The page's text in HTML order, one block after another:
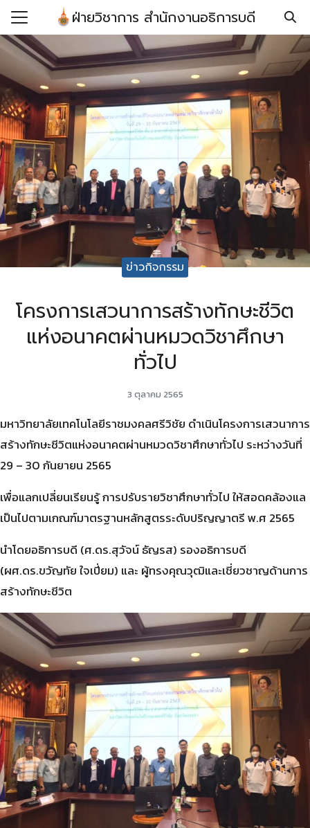
Skip
content
ฝ่ายวิชาการ สำนักงานอธิการบดี
ก
บ
หลดแบบฟอร์ม/เอกสาร
บ/ประกาศ/คำสั่ง/ข้อ
Search
for:
ข่าวกิจกรรม
โครงการเสวนาการสร้างทักษะชีวิต
แห่งอนาคตผ่านหมวดวิชาศึกษา
ทั่วไป
3 ตุลาคม 2565
มหาวิทยาลัยเทคโนโลยีราชมงคลศรีวิชัย ดำเนินโครงการเสวนาการ
สร้างทักษะชีวิตแห่งอนาคตผ่านหมวดวิชาศึกษาทั่วไป ระหว่างวันที่
29 – 30 กันยายน 2565
เพื่อแลกเปลี่ยนเรียนรู้ การปรับรายวิชาศึกษาทั่วไป ให้สอดคล้องแล
เป็นไปตามเกณฑ์มาตรฐานหลักสูตรระดับปริญญาตรี พ.ศ 2565
นำโดยอธิการบดี (ศ.ดร.สุวัจน์ ธัญรส) รองอธิการบดี
(ผศ.ดร.ขวัญทัย ใจเปี่ยม) และ ผู้ทรงคุณวุฒิและเชี่ยวชาญด้านการ
สร้างทักษะชีวิต